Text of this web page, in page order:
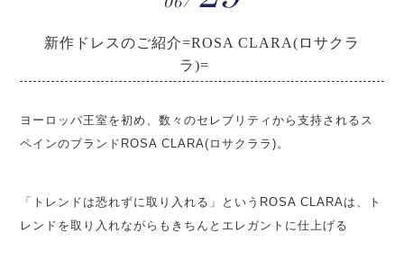
新作ドレスのご紹介=ROSA CLARA(ロサクラ
ラ)=
ヨーロッパ王室を初め、数々のセレブリティから支持されるス
ペインのブランドROSA CLARA(ロサクララ)。
「トレンドは恐れずに取り入れる」というROSA CLARAは、ト
レンドを取り入れながらもきちんとエレガントに仕上げる